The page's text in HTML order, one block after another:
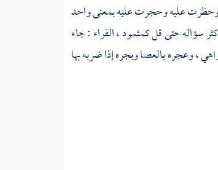
عليه وحجرت عليه بمعنى واحد
سؤاله حتى قل كمثمود ،الفراء: جاء
، وعجره بالعصا وبجره إذا ضربه بها